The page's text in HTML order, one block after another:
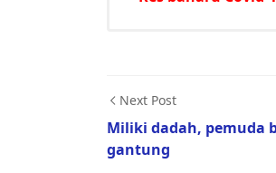
Next Post
Miliki dadah, pemuda
gantung